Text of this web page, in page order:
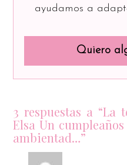
ayudamos a
Quiero
3 respuestas a “La
Elsa Un
ambientad…”